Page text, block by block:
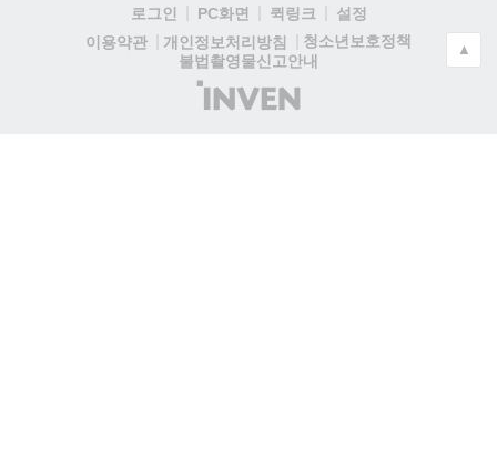
로그인 PC화면 퀵링크
설정
이용약관
개인정보처리방침
청소년보호정책
불법촬영물신고안내
(주)
인
▲